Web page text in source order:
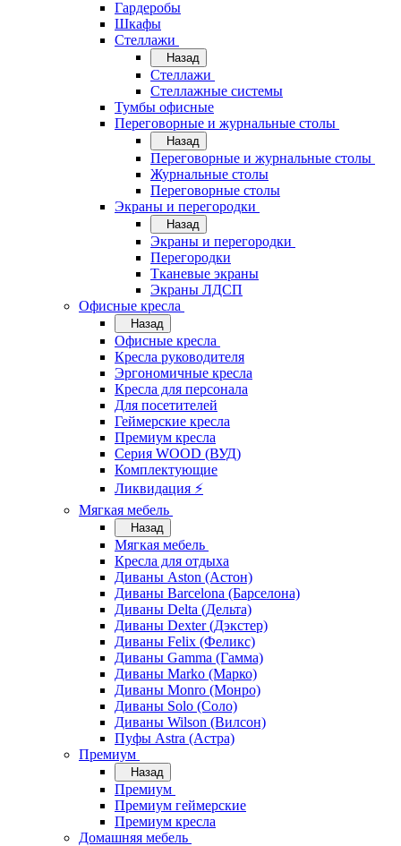
Гардеробы
Шкафы
Стеллажи
Назад
Стеллажи
Стеллажные системы
Тумбы офисные
Переговорные и журнальные столы
Назад
Переговорные и журнальные столы
Журнальные столы
Переговорные столы
Экраны и перегородки
Назад
Экраны и перегородки
Перегородки
Тканевые экраны
Экраны ЛДСП
Офисные кресла
Назад
Офисные кресла
Кресла руководителя
Эргономичные кресла
Кресла для персонала
Для посетителей
Геймерские кресла
Премиум кресла
Серия WOOD (ВУД)
Комплектующие
Ликвидация ⚡
Мягкая мебель
Назад
Мягкая мебель
Кресла для отдыха
Диваны Aston (Астон)
Диваны Barcelona (Барселона)
Диваны Delta (Дельта)
Диваны Dexter (Дэкстер)
Диваны Felix (Феликс)
Диваны Gamma (Гамма)
Диваны Marko (Марко)
Диваны Monro (Монро)
Диваны Solo (Соло)
Диваны Wilson (Вилсон)
Пуфы Astra (Астра)
Премиум
Назад
Премиум
Премиум геймерские
Премиум кресла
Домашняя мебель